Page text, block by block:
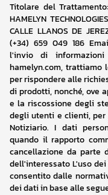
Titolare del Trattamento:
HAMELYN
CALLE LLANOS DE
(+34) 659 049 186
l'invio di
hamelyn.com,
per rispondere alle
di prodotti, nonché, ove
e la riscossione degli
degli utenti e clienti,
Notiziario. I dati
quando il rapporto
cancellazione da parte
dell'interessato L'uso
consentito dalle
dei dati in base alle